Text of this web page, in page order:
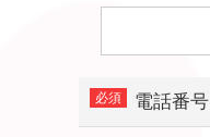
電話番号